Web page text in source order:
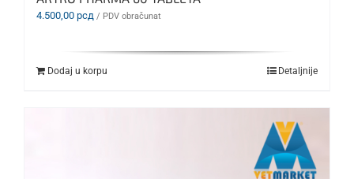
4.500,00 рсд / PDV obračunat
Dodaj u korpu Detaljnije